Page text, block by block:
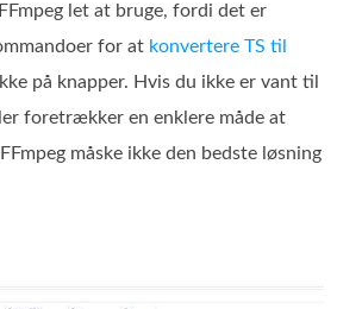
let at bruge, fordi det er
for at konvertere TS til
på knapper. Hvis du ikke er vant til
foretrækker en enklere måde at
måske ikke den bedste løsning